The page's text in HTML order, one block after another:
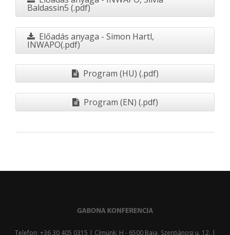
Baldassin5 (.pdf)
Előadás anyaga - Simon Hartl,
INWAPO(.pdf)
Program (HU) (.pdf)
Program (EN) (.pdf)
Telefon: +36 30 405 0315 | Címünk: H - 6500 Baja, Szentjánosi u. 12. |